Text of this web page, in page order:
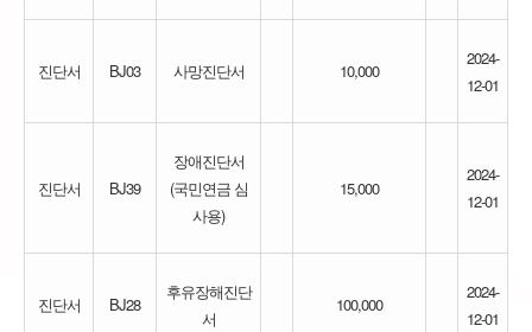
진단서 BJ03 사망진단서 10,000
2024-
12-01
진단서 BJ39
장애진단서
(국민연금 심
사용)
15,000
2024-
12-01
진단서 BJ28
후유장해진단
서
100,000
2024-
12-01